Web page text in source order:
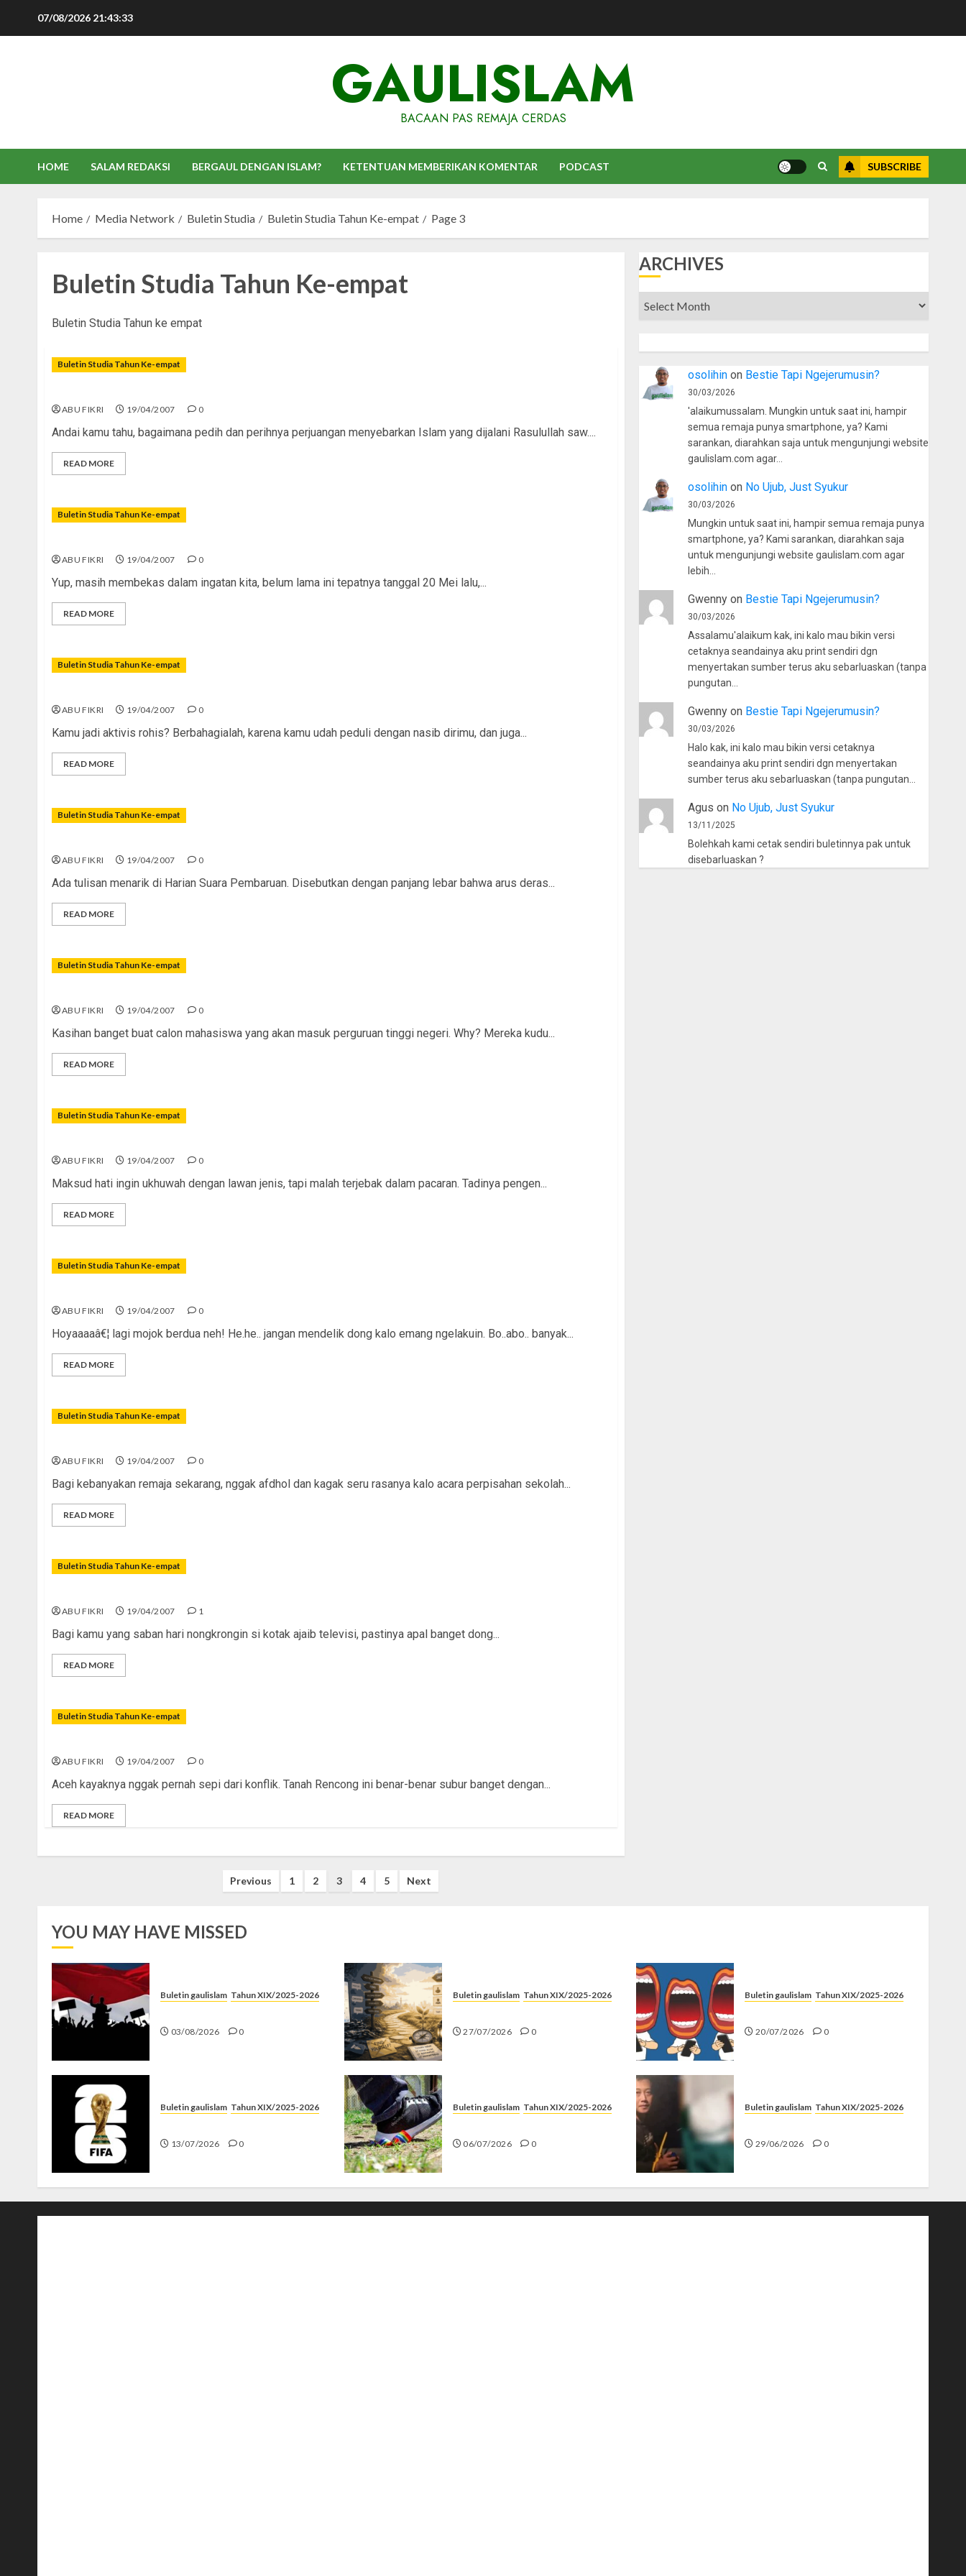
07/08/2026 21:43:34
GAULISLAM
BACAAN PAS REMAJA CERDAS
HOME SALAM REDAKSI BERGAUL DENGAN ISLAM? KETENTUAN MEMBERIKAN KOMENTAR PODCAST SUBSCRIBE
Home Media Network Buletin Studia Buletin Studia Tahun Ke-empat Page 3
Buletin Studia Tahun Ke-empat
Buletin Studia Tahun ke empat
Buletin Studia Tahun Ke-empat
ABU FIKRI 19/04/2007 0
Andai kamu tahu, bagaimana pedih dan perihnya perjuangan menyebarkan Islam yang dijalani Rasulullah saw....
READ MORE
Buletin Studia Tahun Ke-empat
ABU FIKRI 19/04/2007 0
Yup, masih membekas dalam ingatan kita, belum lama ini tepatnya tanggal 20 Mei lalu,...
READ MORE
Buletin Studia Tahun Ke-empat
ABU FIKRI 19/04/2007 0
Kamu jadi aktivis rohis? Berbahagialah, karena kamu udah peduli dengan nasib dirimu, dan juga...
READ MORE
Buletin Studia Tahun Ke-empat
ABU FIKRI 19/04/2007 0
Ada tulisan menarik di Harian Suara Pembaruan. Disebutkan dengan panjang lebar bahwa arus deras...
READ MORE
Buletin Studia Tahun Ke-empat
ABU FIKRI 19/04/2007 0
Kasihan banget buat calon mahasiswa yang akan masuk perguruan tinggi negeri. Why? Mereka kudu...
READ MORE
Buletin Studia Tahun Ke-empat
ABU FIKRI 19/04/2007 0
Maksud hati ingin ukhuwah dengan lawan jenis, tapi malah terjebak dalam pacaran. Tadinya pengen...
READ MORE
Buletin Studia Tahun Ke-empat
ABU FIKRI 19/04/2007 0
Hoyaaaaâ€¦ lagi mojok berdua neh! He.he.. jangan mendelik dong kalo emang ngelakuin. Bo..abo.. banyak...
READ MORE
Buletin Studia Tahun Ke-empat
ABU FIKRI 19/04/2007 0
Bagi kebanyakan remaja sekarang, nggak afdhol dan kagak seru rasanya kalo acara perpisahan sekolah...
READ MORE
Buletin Studia Tahun Ke-empat
ABU FIKRI 19/04/2007 1
Bagi kamu yang saban hari nongkrongin si kotak ajaib televisi, pastinya apal banget dong...
READ MORE
Buletin Studia Tahun Ke-empat
ABU FIKRI 19/04/2007 0
Aceh kayaknya nggak pernah sepi dari konflik. Tanah Rencong ini benar-benar subur banget dengan...
READ MORE
Previous 1 2 3 4 5 Next
ARCHIVES
Archives
osolihinon Bestie Tapi Ngejerumusin?
30/03/2026
'alaikumussalam. Mungkin untuk saat ini, hampir
semua remaja punya smartphone, ya? Kami
sarankan, diarahkan saja untuk mengunjungi website
gaulislam.com agar…
osolihinon No Ujub, Just Syukur
30/03/2026
Mungkin untuk saat ini, hampir semua remaja punya
smartphone, ya? Kami sarankan, diarahkan saja
untuk mengunjungi website gaulislam.com agar
lebih…
Gwennyon Bestie Tapi Ngejerumusin?
30/03/2026
Assalamu'alaikum kak, ini kalo mau bikin versi
cetaknya seandainya aku print sendiri dgn
menyertakan sumber terus aku sebarluaskan (tanpa
pungutan…
Gwennyon Bestie Tapi Ngejerumusin?
30/03/2026
Halo kak, ini kalo mau bikin versi cetaknya
seandainya aku print sendiri dgn menyertakan
sumber terus aku sebarluaskan (tanpa pungutan…
Agus on No Ujub, Just Syukur
13/11/2025
Bolehkah kami cetak sendiri buletinnya pak untuk
disebarluaskan ?
YOU MAY HAVE MISSED
Buletin gaulislam Tahun XIX/2025-2026
03/08/2026 0
Buletin gaulislam Tahun XIX/2025-2026
27/07/2026 0
Buletin gaulislam Tahun XIX/2025-2026
20/07/2026 0
Buletin gaulislam Tahun XIX/2025-2026
13/07/2026 0
Buletin gaulislam Tahun XIX/2025-2026
06/07/2026 0
Buletin gaulislam Tahun XIX/2025-2026
29/06/2026 0